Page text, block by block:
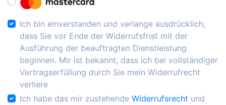
Ich bin einverstanden und verlange ausdrücklich,
dass Sie vor Ende der Widerrufsfrist mit der
Ausführung der beauftragten Dienstleistung
beginnen. Mir ist bekannt, dass ich bei vollständiger
Vertragserfüllung durch Sie mein Widerrufrecht
verliere
Ich habe das mir zustehende Widerrufsrecht und